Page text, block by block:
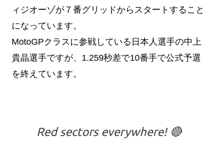
ィジオーゾが７番グリッドからスタートすること
になっています。
MotoGPクラスに参戦している日本人選手の中上
貴晶選手ですが、1.259秒差で10番手で公式予選
を終えています。
Red sectors everywhere! 🔴